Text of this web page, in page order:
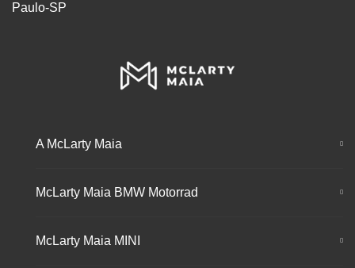
Paulo-SP
A McLarty Maia
McLarty Maia BMW Motorrad
McLarty Maia MINI